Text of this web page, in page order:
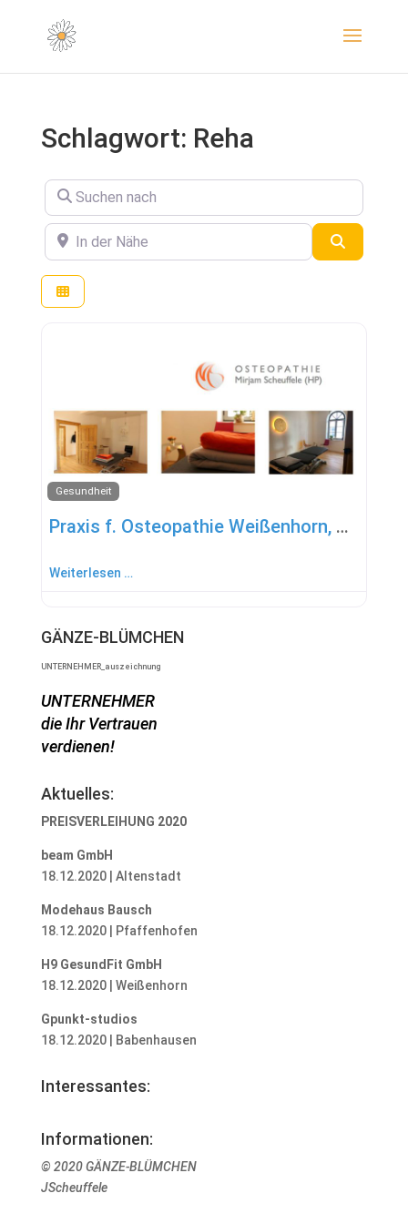
Schlagwort: Reha
Suchen nach
In der Nähe
Gesundheit
Praxis f. Osteopathie Weißenhorn, HP Mirjam Scheuffele
Weiterlesen …
GÄNZE-BLÜMCHEN
UNTERNEHMER_auszeichnung
UNTERNEHMER
die Ihr Vertrauen
verdienen!
Aktuelles:
PREISVERLEIHUNG 2020
beam GmbH
18.12.2020 | Altenstadt
Modehaus Bausch
18.12.2020 | Pfaffenhofen
H9 GesundFit GmbH
18.12.2020 | Weißenhorn
Gpunkt-studios
18.12.2020 | Babenhausen
Interessantes:
Informationen:
© 2020 GÄNZE-BLÜMCHEN
JScheuffele